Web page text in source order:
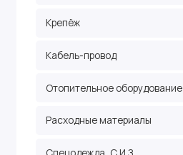
Крепёж
Кабель-провод
Отопительное оборудование
Расходные материалы